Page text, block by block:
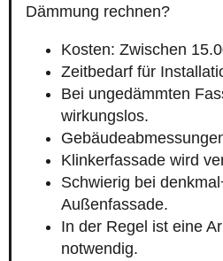
Dämmung rechnen?
Kosten: Zwischen
Zeitbedarf für
Bei ungedämmten
wirkungslos.
Klinkerfassade wird
Schwierig bei
Außenfassade.
In der Regel ist eine
notwendig.